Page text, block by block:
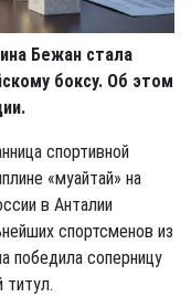
Бежан стала
боксу. Об этом
спортивной
«муайтай» на
в Анталии
спортсменов из
победила соперницу
титул.